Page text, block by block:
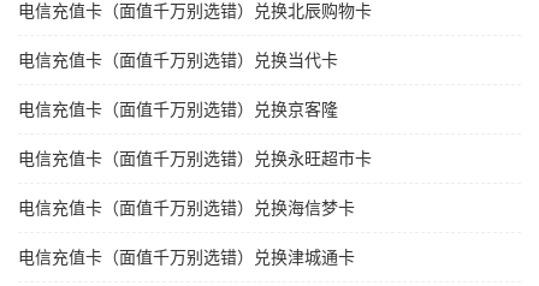
电信充值卡（面值千万别选错）兑换北辰购物卡
电信充值卡（面值千万别选错）兑换当代卡
电信充值卡（面值千万别选错）兑换京客隆
电信充值卡（面值千万别选错）兑换永旺超市卡
电信充值卡（面值千万别选错）兑换海信梦卡
电信充值卡（面值千万别选错）兑换津城通卡